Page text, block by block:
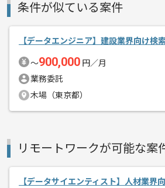
メント
条件が似ている案件
【データエンジニア】建設業界向け検
〜900,000 円／月
業務委託
木場（東京都）
リモートワークが可能な案
【データサイエンティスト】人材業界